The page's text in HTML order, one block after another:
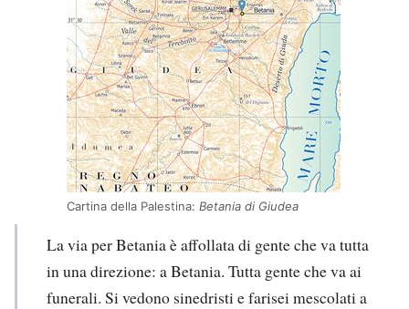
Cartina della Palestina: Betania di Giudea
La via per Betania è affollata di gente che va tutta
in una direzione: a Betania. Tutta gente che va ai
funerali. Si vedono sinedristi e farisei mescolati a